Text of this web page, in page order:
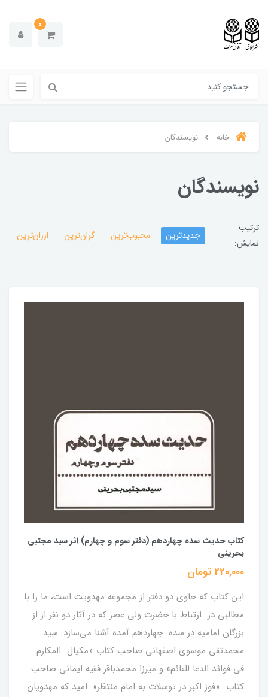
0
خانه نویسندگان
نویسندگان
ترتیب
نمایش:
جدیدترین محبوب‌ترین گران‌ترین ارزان‌ترین
کتاب حدیث سده چهاردهم (دفتر سوم و چهارم) اثر سید مجتبی
بحرینی
220,000 تومان
این کتاب که حاوی دو دفتر از مجموعه مهدویت است، ما را با
مطالبی در ارتباط با حضرت ولی عصر که در آثار دو نفر از از
بزرگان امامیه در سده چهاردهم آمده آشنا می‌سازد: سید
محمدتقی موسوی اصفهانی صاحب کتاب «مکیال المکارم
فی فوائد الدعا للقائم» و میرزا محمدباقر فقیه ایمانی صاحب
کتاب «فوز اکبر در توسلات به امام منتظر». امید که مهدویان